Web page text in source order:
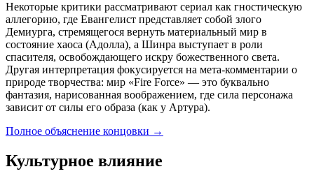
Некоторые критики рассматривают сериал как гностическую
аллегорию, где Евангелист представляет собой злого
Демиурга, стремящегося вернуть материальный мир в
состояние хаоса (Адолла), а Шинра выступает в роли
спасителя, освобождающего искру божественного света.
Другая интерпретация фокусируется на мета-комментарии о
природе творчества: мир «Fire Force» — это буквально
фантазия, нарисованная воображением, где сила персонажа
зависит от силы его образа (как у Артура).
Полное объяснение концовки →
Культурное влияние